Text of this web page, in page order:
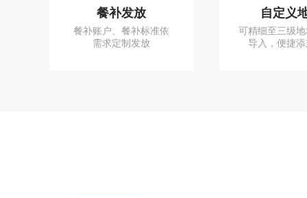
餐补发放
餐补账户、餐补标准依
需求定制发放
自定义
可精细至三级
导入，便捷